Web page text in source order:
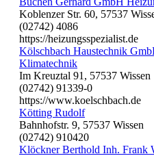
Koblenzer Str. 60, 57537
(02742) 4086
https://heizungsspezialist.de
Kölschbach Haustechnik
Klimatechnik
Im Kreuztal 91, 57537 Wissen
(02742) 91339-0
https://www.koelschbach.de
Kötting Rudolf
Bahnhofstr. 9, 57537 Wissen
(02742) 910420
Klöckner Berthold Inh. Frank